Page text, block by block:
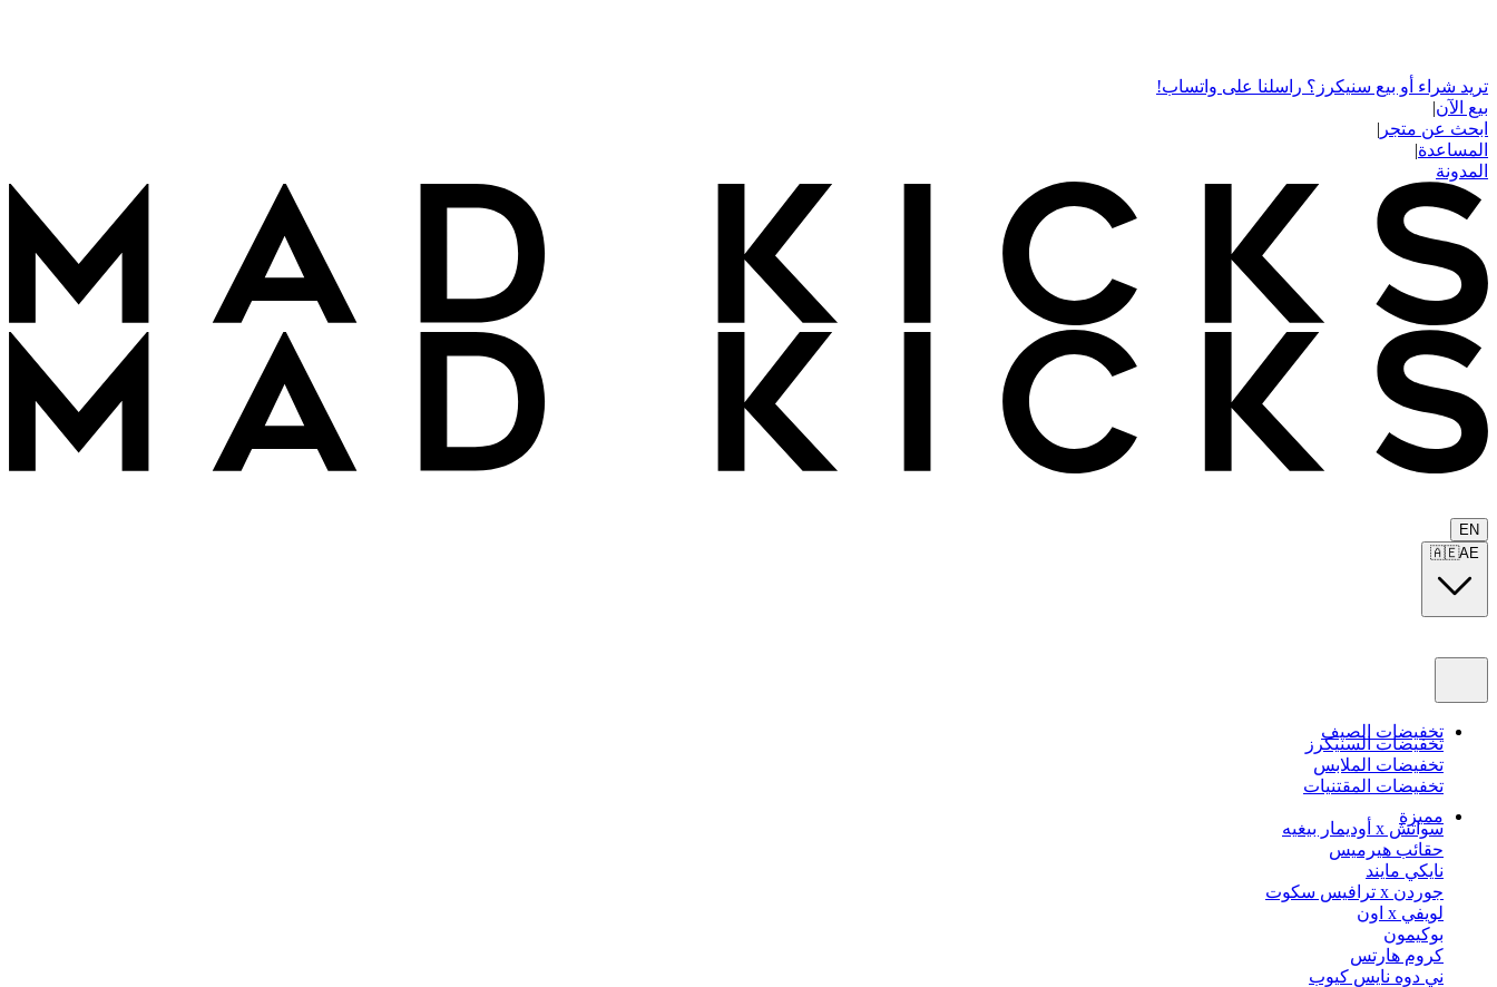
تريد شراء أو بيع سنيكرز؟ راسلنا على واتساب!
بيع الآن|
ابحث عن متجر |
المساعدة|
المدونة
EN
🇦🇪AE
تخفيضات الصيف
تخفيضات السنيكرز
تخفيضات الملابس
تخفيضات المقتنيات
مميزة
سواتش x أوديمار بيغيه
حقائب هيرميس
نايكي مايند
جوردن x ترافيس سكوت
لويفي x اون
بوكيمون
كروم هارتس
ني دوه نايس كيوب